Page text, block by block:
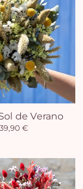
de Verano
€